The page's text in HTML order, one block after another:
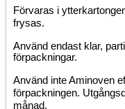
Förvaras i
frysas.
Använd endast klar,
förpackningar.
Använd inte Aminoven
förpackningen.
månad.